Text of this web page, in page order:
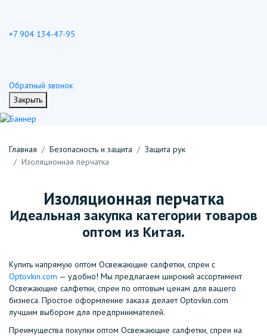
+7 904 134-47-95
Обратный звонок
Закрыть
Главная Безопасность и защита
Защита рук
Изоляционная перчатка
Изоляционная перчатка
Идеальная закупка категории товаров
оптом из Китая.
Купить напрямую оптом Освежающие салфетки, спреи с
Optovkin.com — удобно! Мы предлагаем широкий ассортимент
Освежающие салфетки, спреи по оптовым ценам для вашего
бизнеса. Простое оформление заказа делает Optovkin.com
лучшим выбором для предпринимателей.
Преимущества покупки оптом Освежающие салфетки, спреи на